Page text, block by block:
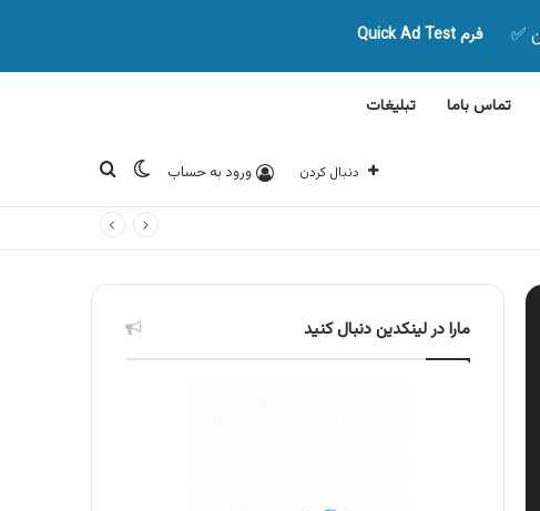
فرم Quick Ad Test
تماس باما تبلیغات
دنبال کردن ورود به حساب تغییر پوسته
جستجو برای
مارا در لینکدین دنبال کنید